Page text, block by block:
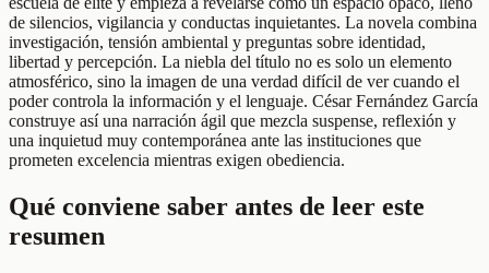
de silencios, vigilancia y conductas inquietantes. La novela combina
investigación, tensión ambiental y preguntas sobre identidad,
libertad y percepción. La niebla del título no es solo un elemento
atmosférico, sino la imagen de una verdad difícil de ver cuando el
poder controla la información y el lenguaje. César Fernández García
construye así una narración ágil que mezcla suspense, reflexión y
una inquietud muy contemporánea ante las instituciones que
prometen excelencia mientras exigen obediencia.
Qué conviene saber antes de leer este
resumen